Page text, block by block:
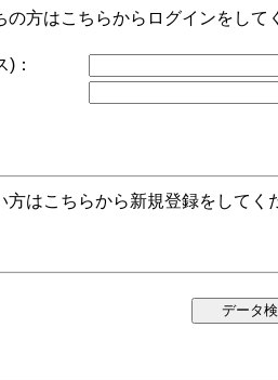
方はこちらからログインをして
：
はこちらから新規登録をしてく